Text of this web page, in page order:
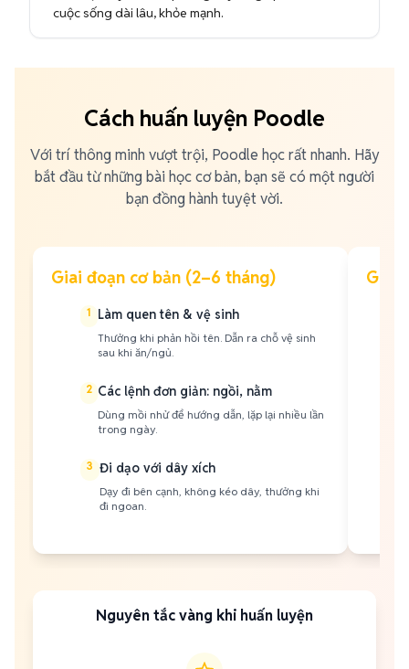
cuộc sống dài lâu, khỏe mạnh.
Cách huấn luyện Poodle
Với trí thông minh vượt trội, Poodle học rất nhanh. Hãy
bắt đầu từ những bài học cơ bản, bạn sẽ có một người
bạn đồng hành tuyệt vời.
Giai đoạn cơ bản (2–6 tháng)
1 Làm quen tên & vệ sinh
Thưởng khi phản hồi tên. Dẫn ra chỗ vệ sinh
sau khi ăn/ngủ.
2 Các lệnh đơn giản: ngồi, nằm
Dùng mồi nhử để hướng dẫn, lặp lại nhiều lần
trong ngày.
3 Đi dạo với dây xích
Dạy đi bên cạnh, không kéo dây, thưởng khi
đi ngoan.
Giai
Nguyên tắc vàng khi huấn luyện